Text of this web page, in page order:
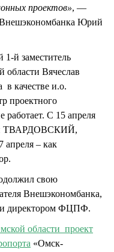
проектов», —
Внешэкономбанка Юрий
й заместитель
области Вячеслав
качестве и.о.
проектного
работает. С 15 апреля
ТВАРДОВСКИЙ,
апреля – как
свою
Внешэкономбанка,
директором ФЦПФ.
области проект
«Омск-